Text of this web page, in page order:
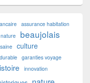
assurance habitation
beaujolais
culture
garanties voyage
innovation